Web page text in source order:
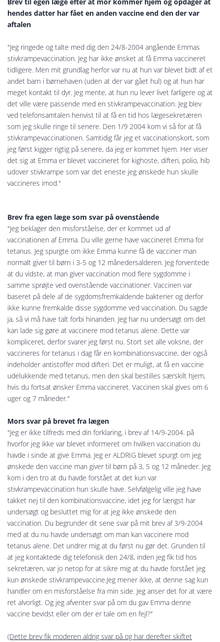
hendes datter har fået en anden vaccine end den der var
aftalen
"Jeg ringede og talte med dig den 24/8-2004 angående Emmas
stivkrampevaccination. Jeg har ikke ønsket at få Emma vaccineret
tidligere. Men mit grundlag herfor var nu at hun var blevet bidt af et
andet barn i børnehaven (uden at der var gået hul) og at hun har
meget kontakt til dyr. Jeg mente, at hun nu lever livet farligere og at
det ville være passende med en stivkrampevaccination. Jeg blev
ved telefonsamtalen henvist til at få en tid hos lægesekretæren
som jeg skulle ringe til senere. Den 1/9 2004 kom vi så for at få
stivkrampevaccinationen. Samtidig får jeg et vaccinationskort, som
jeg først kigger rigtig på senere, da jeg er kommet hjem. Her viser
det sig at Emma er blevet vaccineret for kighoste, difteri, polio, hib
udover stivkrampe som var det eneste jeg ønskede hun skulle
vaccineres imod."
Brev fra egen læge som svar på ovenstående
"Jeg beklager den misforståelse, der er kommet ud af
vaccinationen af Emma. Du ville gerne have vaccineret Emma for
tetanus. Jeg spurgte om ikke Emma kunne få de vacciner man
normalt giver til børn i 3-5 og 12 månedersalderen. Jeg forventede
at du vidste, at man giver vaccination mod flere sygdomme i
samme sprøjte ved ovenstående vaccinationer. Vaccinen var
baseret på dele af de sygdomsfremkaldende bakterier og derfor
ikke kunne fremkalde disse sygdomme ved vaccination. Du sagde
ja, så vi må have talt forbi hinanden. Jeg har nu undersøgt om det
kan lade sig gøre at vaccinere mod tetanus alene. Dette var
kompliceret, derfor svarer jeg først nu. Stort set alle voksne, der
vaccineres for tetanus i dag får en kombinationsvaccine, der også
indeholder antistoffer mod difteri. Det er muligt, at få en vaccine
udelukkende med tetanus, men den skal bestilles særskilt hjem,
hvis du fortsat ønsker Emma vaccineret. Vaccinen skal gives om 6
uger og 7 måneder."
Mors svar på brevet fra lægen
"Jeg er ikke tilfreds med din forklaring, i brev af 14/9-2004. på
hvorfor jeg ikke var blevet informeret om hvilken vaccination du
havde i sinde at give Emma. Jeg er ALDRIG blevet spurgt om jeg
ønskede den vaccine man giver til børn på 3, 5 og 12 måneder. Jeg
kom i den tro at du havde forstået at det kun var
stivkrampevaccination hun skulle have. Selvfølgelig ville jeg have
takket nej til den kombinationsvaccine, idet jeg for længst har
undersøgt og besluttet mig for at jeg ikke ønskede den
vaccination. Du begrunder dit sene svar på mit brev af 3/9-2004
med at du nu havde undersøgt om man kan vaccinere mod
tetanus alene. Det undrer mig at du først nu gør det. Grunden til
at jeg kontaktede dig telefonisk den 24/8, inden jeg fik tid hos
sekretæren, var jo netop for at sikre mig at du havde forstået jeg
kun ønskede stivkrampevaccine.Jeg mener ikke, at denne sag kun
handler om en misforståelse fra min side. Jeg anser det for at være
ret alvorligt. Og jeg afventer svar på om du gav Emma denne
vaccine bevidst eller om der er tale om en fejl?"
(Dette brev fik moderen aldrig svar på og har derefter skiftet